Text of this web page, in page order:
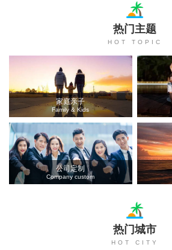
热门主题
HOT TOPIC
家庭亲子
Family & Kids
公司定制
Company custom
热门城市
HOT CITY